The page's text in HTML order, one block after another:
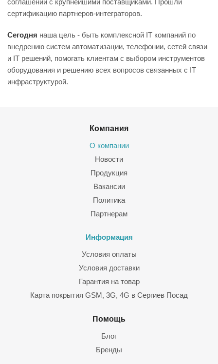
соглашений с крупнейшими поставщиками. Прошли
сертификацию партнеров-интеграторов.
Сегодня наша цель - быть комплексной IT компаний по
внедрению систем автоматизации, телефонии, сетей связи
и IT решений, помогать клиентам с выбором инструментов
оборудования и решению всех вопросов связанных с IT
инфраструктурой.
Компания
О компании
Новости
Продукция
Вакансии
Политика
Партнерам
Информация
Условия оплаты
Условия доставки
Гарантия на товар
Карта покрытия GSM, 3G, 4G в Сергиев Посад
Помощь
Блог
Бренды